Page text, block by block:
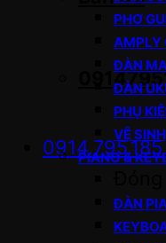
0914.795.185
PHƠ
AMPLY
ĐÀN
ĐÀN
PHỤ
VỆ
PIANO &
ĐÀN